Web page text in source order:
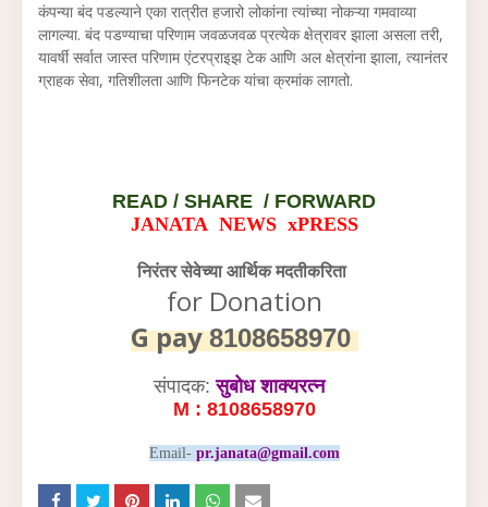
कंपन्या बंद पडल्याने एका रात्रीत हजारो लोकांना त्यांच्या नोकऱ्या गमवाव्या
लागल्या. बंद पडण्याचा परिणाम जवळजवळ प्रत्येक क्षेत्रावर झाला असला तरी,
यावर्षी सर्वात जास्त परिणाम एंटरप्राइझ टेक आणि अल क्षेत्रांना झाला, त्यानंतर
ग्राहक सेवा, गतिशीलता आणि फिनटेक यांचा क्रमांक लागतो.
READ / SHARE / FORWARD
JANATA NEWS xPRESS
निरंतर सेवेच्या आर्थिक मदतीकरिता
for Donation
G pay8108658970
संपादक:सुबोध शाक्यरत्न
M : 8108658970
Email- pr.janata@gmail.com